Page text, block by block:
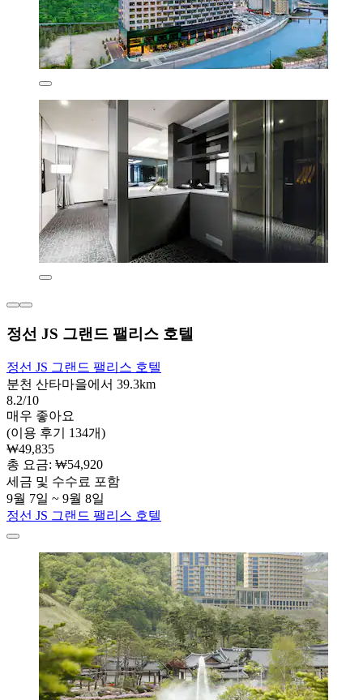
정선 JS 그랜드 팰리스 호텔
정선 JS 그랜드 팰리스 호텔
분천 산타마을에서 39.3km
8.2/10
매우 좋아요
(이용 후기 134개)
₩49,835
총 요금: ₩54,920
세금 및 수수료 포함
9월 7일 ~ 9월 8일
정선 JS 그랜드 팰리스 호텔